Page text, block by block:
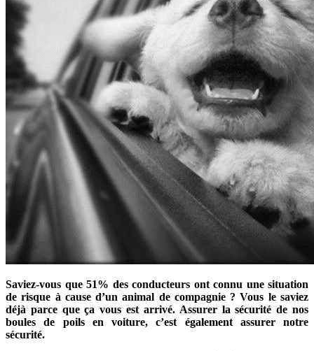
Saviez-vous que 51% des conducteurs ont connu une situation
de risque à cause d’un animal de compagnie ? Vous le saviez
déjà parce que ça vous est arrivé. Assurer la sécurité de nos
boules de poils en voiture, c’est également assurer notre
sécurité.